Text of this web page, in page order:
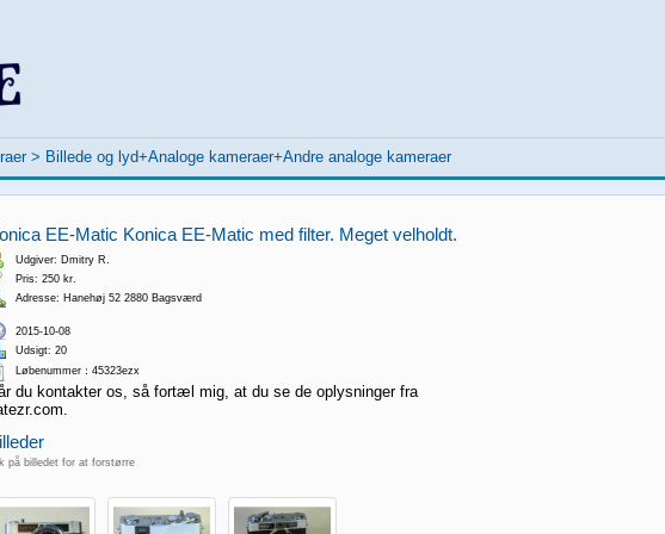
> Billede og lyd+Analoge kameraer+Andre analoge kameraer
EE-Matic Konica EE-Matic med filter. Meget velholdt.
Udgiver: Dmitry R.
Pris: 250 kr.
Adresse: Hanehøj 52 2880 Bagsværd
2015-10-08
Udsigt: 20
Løbenummer：45323ezx
du kontakter os, så fortæl mig, at du se de oplysninger fra
på billedet for at forstørre